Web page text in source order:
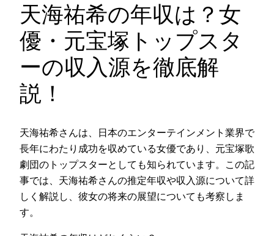
天海祐希の年収は？女
優・元宝塚トップスタ
ーの収入源を徹底解
説！
天海祐希さんは、日本のエンターテインメント業界で
長年にわたり成功を収めている女優であり、元宝塚歌
劇団のトップスターとしても知られています。この記
事では、天海祐希さんの推定年収や収入源について詳
しく解説し、彼女の将来の展望についても考察しま
す。